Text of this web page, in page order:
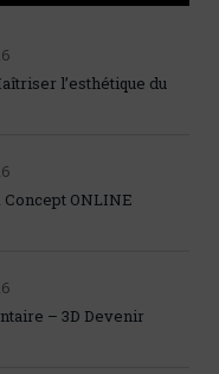
l’esthétique du
Concept ONLINE
– 3D Devenir